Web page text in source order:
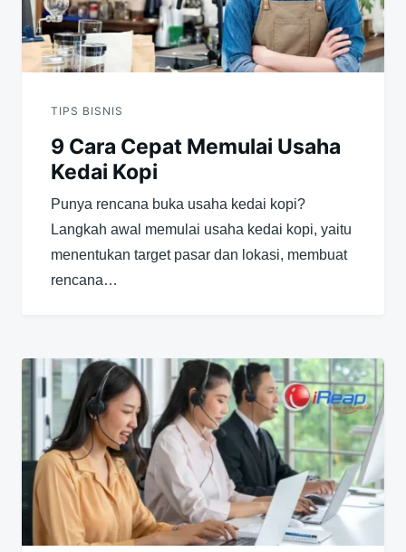
TIPS BISNIS
9 Cara Cepat Memulai Usaha
Kedai Kopi
Punya rencana buka usaha kedai kopi?
Langkah awal memulai usaha kedai kopi, yaitu
menentukan target pasar dan lokasi, membuat
rencana…